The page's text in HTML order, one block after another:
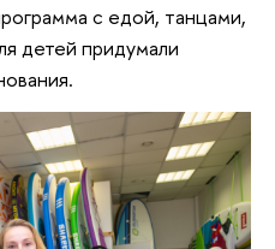
с едой, танцами,
детей придумали